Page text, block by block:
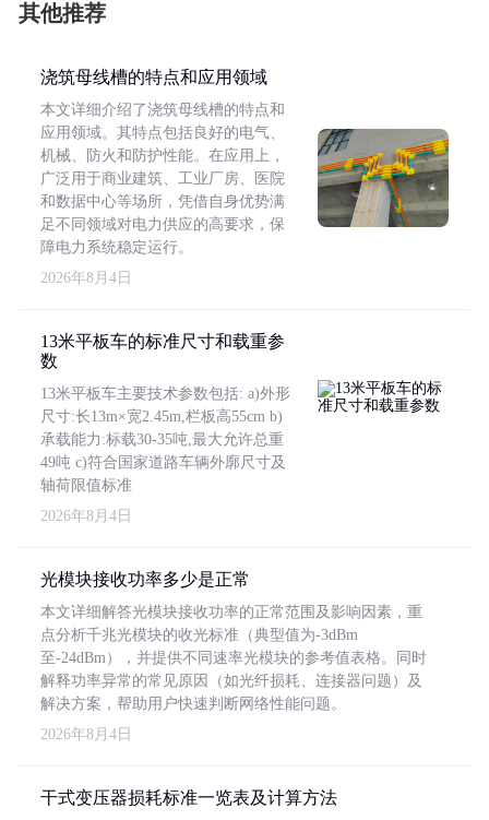
其他推荐
浇筑母线槽的特点和应用领域
本文详细介绍了浇筑母线槽的特点和
应用领域。其特点包括良好的电气、
机械、防火和防护性能。在应用上，
广泛用于商业建筑、工业厂房、医院
和数据中心等场所，凭借自身优势满
足不同领域对电力供应的高要求，保
障电力系统稳定运行。
2026年8月4日
13米平板车的标准尺寸和载重参
数
13米平板车主要技术参数包括: a)外形
尺寸:长13m×宽2.45m,栏板高55cm b)
承载能力:标载30-35吨,最大允许总重
49吨 c)符合国家道路车辆外廓尺寸及
轴荷限值标准
2026年8月4日
光模块接收功率多少是正常
本文详细解答光模块接收功率的正常范围及影响因素，重
点分析千兆光模块的收光标准（典型值为-3dBm
至-24dBm），并提供不同速率光模块的参考值表格。同时
解释功率异常的常见原因（如光纤损耗、连接器问题）及
解决方案，帮助用户快速判断网络性能问题。
2026年8月4日
干式变压器损耗标准一览表及计算方法